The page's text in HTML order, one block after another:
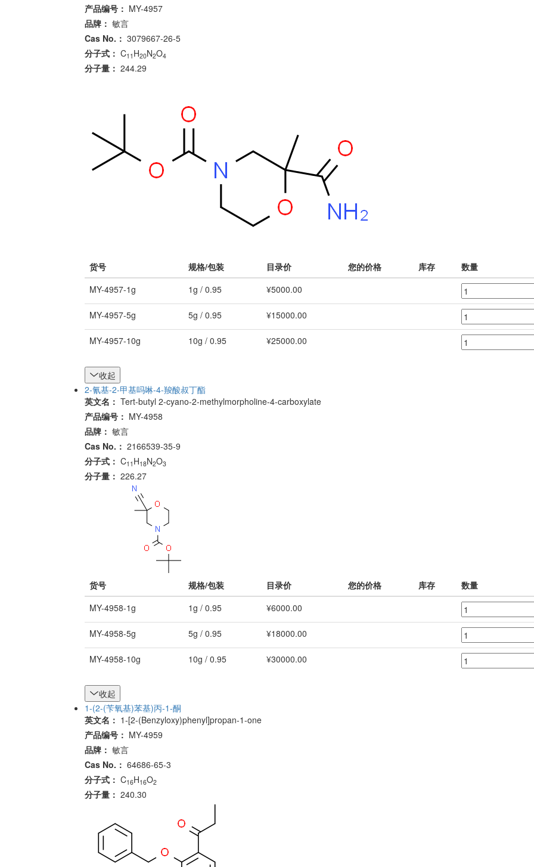
产品编号： MY-4957
品牌： 敏言
Cas No.： 3079667-26-5
分子式： C11 H20N2O4
分子量： 244.29
货号 规格/包装 目录价 您的价格 库存 数量
MY-4957-1g
1g / 0.95 ¥5000.00
MY-4957-5g
5g / 0.95 ¥15000.00
MY-4957-10g
10g / 0.95 ¥25000.00
收起
2-氰基-2-甲基吗啉-4-羧酸叔丁酯
英文名： Tert-butyl 2-cyano-2-methylmorpholine-4-carboxylate
产品编号： MY-4958
品牌： 敏言
Cas No.： 2166539-35-9
分子式： C11 H18N2O3
分子量： 226.27
货号 规格/包装 目录价 您的价格 库存 数量
MY-4958-1g
1g / 0.95 ¥6000.00
MY-4958-5g
5g / 0.95 ¥18000.00
MY-4958-10g
10g / 0.95 ¥30000.00
收起
1-(2-(苄氧基)苯基)丙-1-酮
英文名： 1-[2-(Benzyloxy)phenyl]propan-1-one
产品编号： MY-4959
品牌： 敏言
Cas No.： 64686-65-3
分子式： C16H16O2
分子量： 240.30